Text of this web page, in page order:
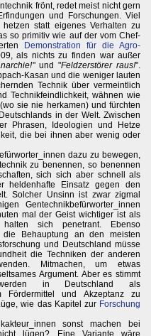
frönt, redet meist nicht gern
und Forschungen. Viel
statt eigenes Verhalten zu
so primitiv wie auf der vom Chef-
Demonstration für die Agro-
als nichts zu finden war außer
" und "Feldzerstörer raus!".
Kasan und die weniger lauten
Technik über vermeintlich
Technikfeindlichkeit, wähnen wie
sie nie herkamen) und fürchten
in der Welt. Zwischen
Phrasen, Ideologien und Hetze
die bei ihnen aber wenig oder
dazu zu bewegen,
zu benennen, so benennen
sich sich aber schnell als
heldenhafte Einsatz gegen den
Solcher Unsinn ist zwar zigmal
Gentechnikbefürworter_innen
mal der Geist wichtiger ist als
sich penetrant. Ebenso
die Behauptung an den meisten
und Deutschland müsse
die Techniken der anderen
Mitmachen, um etwas
Argument. Aber es stimmt
in Deutschland als
Fördermittel und Akzeptanz zu
wie das Kapitel zur Forschung
sonst machen bei